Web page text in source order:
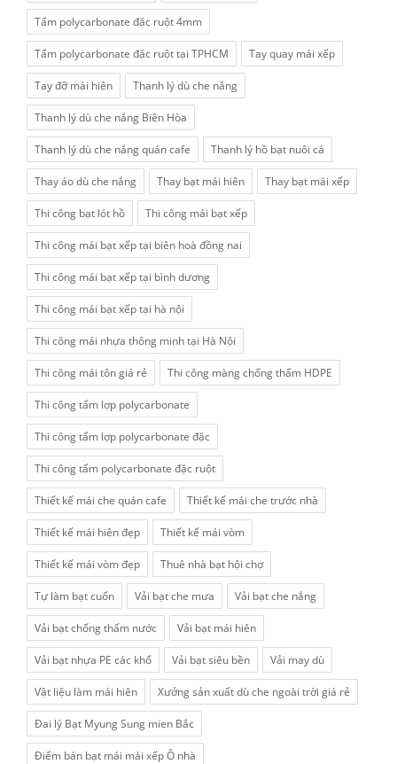
Tấm polycarbonate đặc ruột 4mm
Tấm polycarbonate đặc ruột tại TPHCM Tay quay mái xếp
Tay đỡ mái hiên Thanh lý dù che nắng
Thanh lý dù che nắng Biên Hòa
Thanh lý dù che nắng quán cafe Thanh lý hồ bạt nuôi cá
Thay áo dù che nắng Thay bạt mái hiên Thay bạt mái xếp
Thi công bạt lót hồ Thi công mái bạt xếp
Thi công mái bạt xếp tại biên hoà đồng nai
Thi công mái bạt xếp tại bình dương
Thi công mái bạt xếp tại hà nội
Thi công mái nhựa thông minh tại Hà Nội
Thi công mái tôn giá rẻ Thi công màng chống thấm HDPE
Thi công tấm lợp polycarbonate
Thi công tấm lợp polycarbonate đặc
Thi công tấm polycarbonate đặc ruột
Thiết kế mái che quán cafe Thiết kế mái che trước nhà
Thiết kế mái hiên đẹp Thiết kế mái vòm
Thiết kế mái vòm đẹp Thuê nhà bạt hội chợ
Tự làm bạt cuốn Vải bạt che mưa Vải bạt che nắng
Vải bạt chống thấm nước Vải bạt mái hiên
Vải bạt nhựa PE các khổ Vải bạt siêu bền Vải may dù
Vật liệu làm mái hiên Xưởng sản xuất dù che ngoài trời giá rẻ
Đai lý Bạt Myung Sung mien Bắc
Điểm bán bạt mái mái xếp Ô nhà